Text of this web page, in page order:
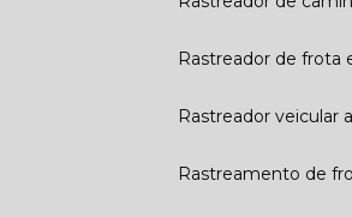
Rastreador de frota
Rastreador veicular
Rastreamento de